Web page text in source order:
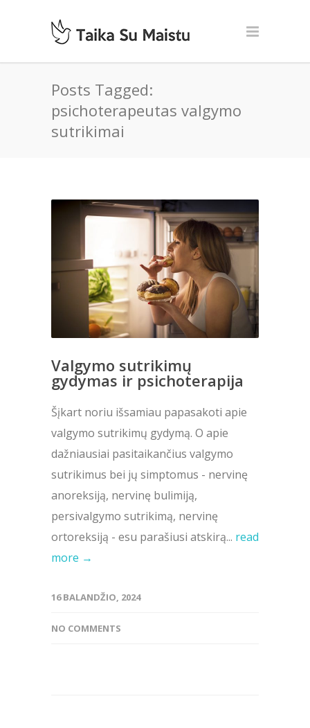
Posts Tagged:
psichoterapeutas valgymo
sutrikimai
Valgymo sutrikimų
gydymas ir psichoterapija
Šįkart noriu išsamiau papasakoti apie
valgymo sutrikimų gydymą. O apie
dažniausiai pasitaikančius valgymo
sutrikimus bei jų simptomus - nervinę
anoreksiją, nervinę bulimiją,
persivalgymo sutrikimą, nervinę
ortoreksiją - esu parašiusi atskirą... read
more →
16 BALANDŽIO, 2024
NO COMMENTS